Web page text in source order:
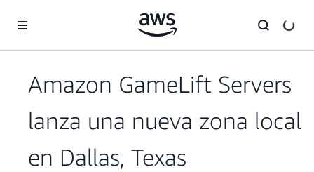
Amazon GameLift Servers
lanza una nueva zona local
en Dallas, Texas